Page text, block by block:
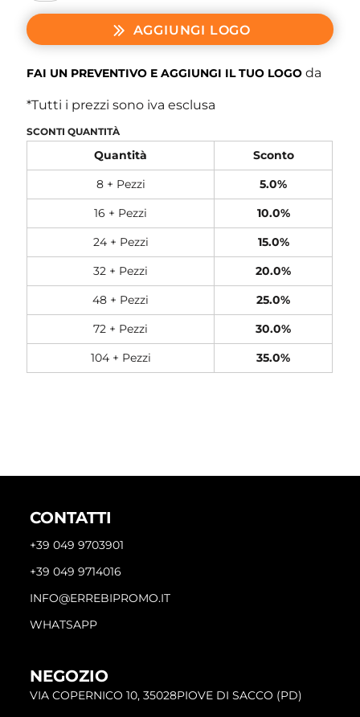
AGGIUNGI LOGO
FAI UN PREVENTIVO E AGGIUNGI IL TUO LOGO da
*Tutti i prezzi sono iva esclusa
SCONTI QUANTITÀ
Quantità
Sconto
8 + Pezzi
5.0%
16 + Pezzi
10.0%
24 + Pezzi
15.0%
32 + Pezzi
20.0%
48 + Pezzi
25.0%
72 + Pezzi
30.0%
104 + Pezzi
35.0%
CONTATTI
+39 049 9703901
+39 049 9714016
INFO@ERREBIPROMO.IT
WHATSAPP
NEGOZIO
VIA COPERNICO 10, 35028PIOVE DI SACCO (PD)